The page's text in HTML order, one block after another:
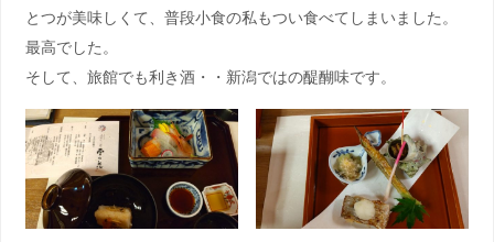
とつが美味しくて、普段小食の私もつい食べてしまいました。
最高でした。
そして、旅館でも利き酒・・新潟ではの醍醐味です。